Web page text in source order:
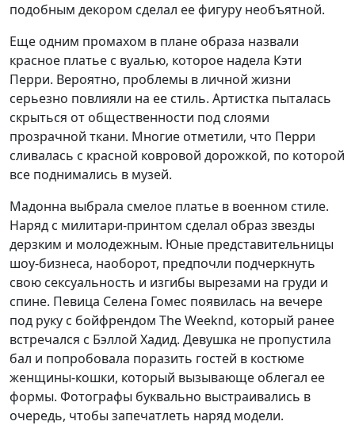
подобным декором сделал ее фигуру необъятной.
Еще одним промахом в плане образа назвали
красное платье с вуалью, которое надела Кэти
Перри. Вероятно, проблемы в личной жизни
серьезно повлияли на ее стиль. Артистка пыталась
скрыться от общественности под слоями
прозрачной ткани. Многие отметили, что Перри
сливалась с красной ковровой дорожкой, по которой
все поднимались в музей.
Мадонна выбрала смелое платье в военном стиле.
Наряд с милитари-принтом сделал образ звезды
дерзким и молодежным. Юные представительницы
шоу-бизнеса, наоборот, предпочли подчеркнуть
свою сексуальность и изгибы вырезами на груди и
спине. Певица Селена Гомес появилась на вечере
под руку с бойфрендом The Weeknd, который ранее
встречался с Бэллой Хадид. Девушка не пропустила
бал и попробовала поразить гостей в костюме
женщины-кошки, который вызывающе облегал ее
формы. Фотографы буквально выстраивались в
очередь, чтобы запечатлеть наряд модели.